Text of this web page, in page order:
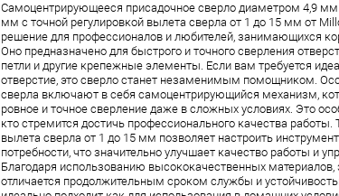
Самоцентрирующееся присадочное сверло диаметром 4,9
мм с точной регулировкой вылета сверла от 1 до 15 мм от
решение для профессионалов и любителей, занимающихся
Оно предназначено для быстрого и точного сверления
петли и другие крепежные элементы. Если вам требуется
отверстие, это сверло станет незаменимым помощником.
сверла включают в себя самоцентрирующийся механизм,
ровное и точное сверление даже в сложных условиях. Это
кто стремится достичь профессионального качества работы.
вылета сверла от 1 до 15 мм позволяет настроить
потребности, что значительно улучшает качество работы и
Благодаря использованию высококачественных материалов,
отличается продолжительным сроком службы и